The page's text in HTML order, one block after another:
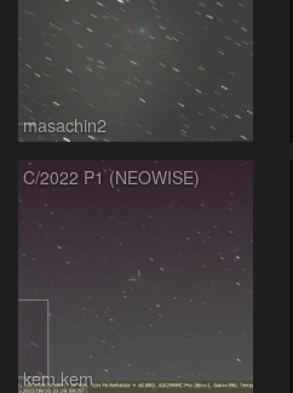
masachin2
C/2022 P1 (NEOWISE)
kem.kem